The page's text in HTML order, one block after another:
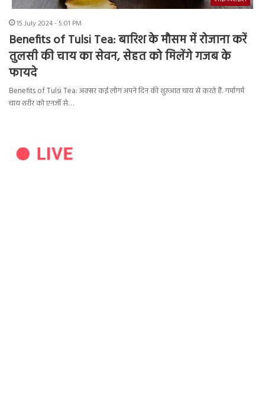
15 July 2024 - 5:01 PM
Benefits of Tulsi Tea: बारिश के मौसम में रोजाना करें
तुलसी की चाय का सेवन, सेहत को मिलेंगे गजब के
फायदे
Benefits of Tulsi Tea: अक्सर कई लोग अपने दिन की शुरुआत चाय से करते हैं. गर्मागर्म
चाय शरीर को एनर्जी से…